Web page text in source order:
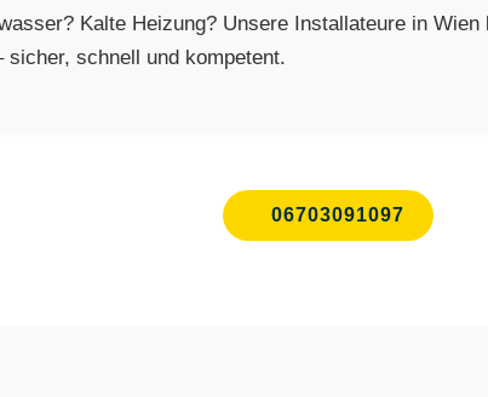
Kalte Heizung? Unsere Installateure in
sicher, schnell und kompetent.
06703091097